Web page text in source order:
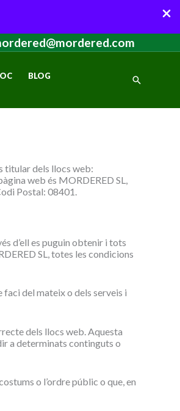
BLOG
Cerca
titular dels llocs web:
web és MORDERED SL,
Postal: 08401.
d’ell es puguin obtenir i tots
SL, totes les condicions
faci del mateix o dels serveis i
dels llocs web. Aquesta
a determinats continguts o
o l’ordre públic o que, en